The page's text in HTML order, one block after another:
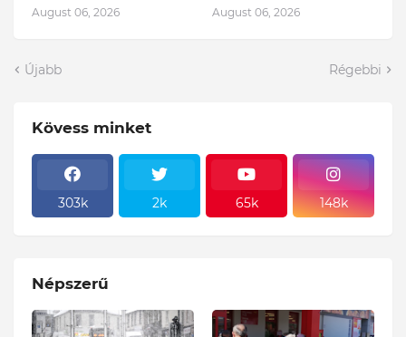
August 06, 2026 August 06, 2026
Újabb Régebbi
Kövess minket
303k 2k 65k 148k
Népszerű